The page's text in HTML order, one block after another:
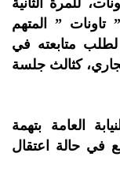
للمرة الثانية
” المتهم
لطلب متابعته في
كثالث جلسة
العامة بتهمة
في حالة اعتقال